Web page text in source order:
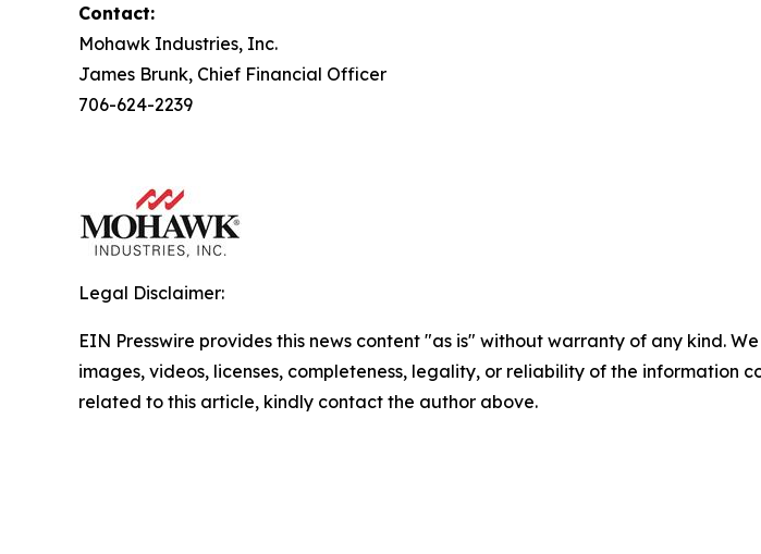
Contact:
Mohawk Industries, Inc.
James Brunk, Chief Financial Officer
706-624-2239
Legal Disclaimer:
EIN Presswire provides this news content "as is" without warranty of any kind.
images, videos, licenses, completeness, legality, or reliability of the information
related to this article, kindly contact the author above.